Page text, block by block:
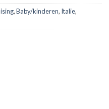
,Baby/kinderen, Italie,